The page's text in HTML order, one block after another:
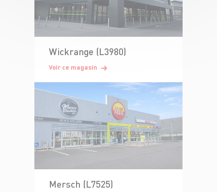
Wickrange (L3980)
Voir ce magasin
Mersch (L7525)